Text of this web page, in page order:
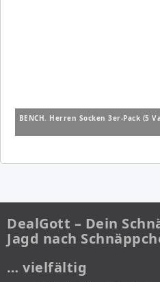
BENCH. Herren Socken 3er-Pack (5
DealGott – Dein
Jagd nach
… vielfältig